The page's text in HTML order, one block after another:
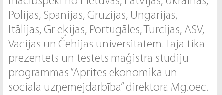
Polijas, Spānijas, Gruzijas, Ungārijas,
Itālijas, Grieķijas, Portugāles, Turcijas, ASV,
Vācijas un Čehijas universitātēm. Tajā tika
prezentēts un testēts maģistra studiju
programmas “Aprites ekonomika un
sociālā uzņēmējdarbība” direktora Mg.oec.